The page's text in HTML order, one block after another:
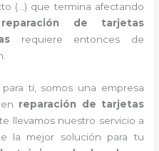
(…) que termina afectando
reparación de tarjetas
requiere entonces de
ti, somos una empresa
reparación de tarjetas
llevamos nuestro servicio a
la mejor solución para tu